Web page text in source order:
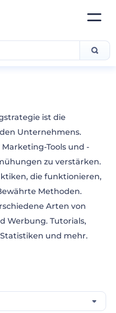
ist die
Unternehmens.
Tools und -
zu verstärken.
die funktionieren,
Methoden.
Arten von
Werbung. Tutorials,
und mehr.